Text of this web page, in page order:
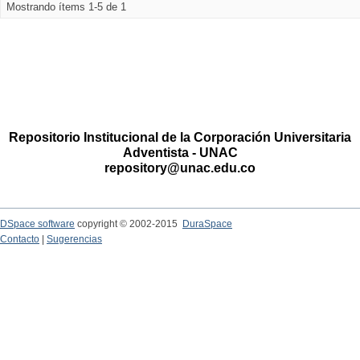
Mostrando ítems 1-5 de 1
Repositorio Institucional de la Corporación Universitaria
Adventista - UNAC
repository@unac.edu.co
DSpace software copyright © 2002-2015
DuraSpace
Contacto
Sugerencias